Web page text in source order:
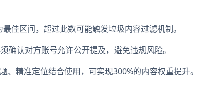
佳区间，超过此数可能触发垃圾内容过滤机制。
确认对方账号允许公开提及，避免违规风险。
、精准定位结合使用，可实现300%的内容权重提升。